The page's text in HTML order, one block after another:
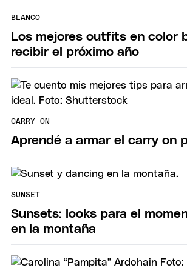
BLANCO
Los mejores outfits en color
recibir el próximo año
CARRY ON
Aprendé a armar el carry on
SUNSET
Sunsets: looks para el
en la montaña